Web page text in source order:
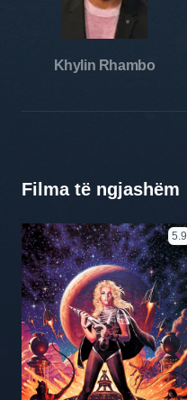
Khylin Rhambo
Filma të ngjashëm
5.9